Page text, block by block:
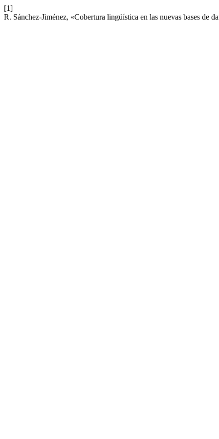
[1]
R. Sánchez-Jiménez, «Cobertura lingüística en las nuevas bases de